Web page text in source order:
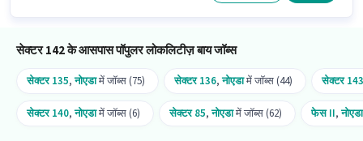
सेक्टर 142 के आसपास पॉपुलर लोकलिटीज़ बाय जॉब्स
सेक्टर 135,नोएडामें जॉब्स (75) सेक्टर 136,नोएडामें जॉब्स (44) सेक्टर 143
सेक्टर 140,नोएडामें जॉब्स (6) सेक्टर 85,नोएडामें जॉब्स (62) फेस II,नोएडा